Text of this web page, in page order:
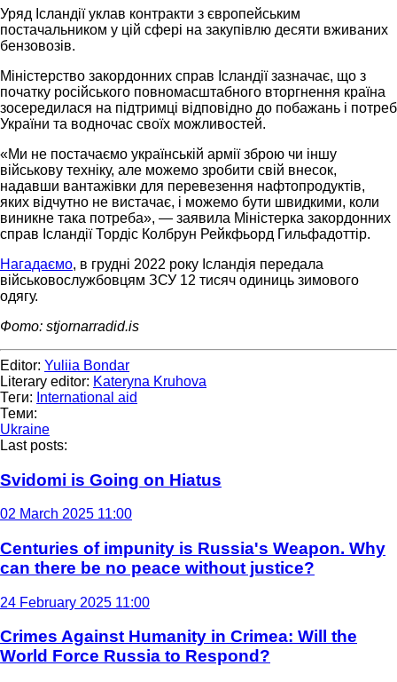
Уряд Ісландії уклав контракти з європейським
постачальником у цій сфері на закупівлю десяти вживаних
бензовозів.
Міністерство закордонних справ Ісландії зазначає, що з
початку російського повномасштабного вторгнення країна
зосередилася на підтримці відповідно до побажань і потреб
України та водночас своїх можливостей.
«Ми не постачаємо українській армії зброю чи іншу
військову техніку, але можемо зробити свій внесок,
надавши вантажівки для перевезення нафтопродуктів,
яких відчутно не вистачає, і можемо бути швидкими, коли
виникне така потреба», — заявила Міністерка закордонних
справ Ісландії Тордіс Колбрун Рейкфьорд Гильфадоттір.
Нагадаємо, в грудні 2022 року Ісландія передала
військовослужбовцям ЗСУ 12 тисяч одиниць зимового
одягу.
Фото: stjornarradid.is
Editor: Yuliia Bondar
Literary editor: Kateryna Kruhova
Теги: International aid
Теми:
Ukraine
Last posts:
Svidomi is Going on Hiatus
02 March 2025 11:00
Centuries of impunity is Russia's Weapon. Why
can there be no peace without justice?
24 February 2025 11:00
Crimes Against Humanity in Crimea: Will the
World Force Russia to Respond?